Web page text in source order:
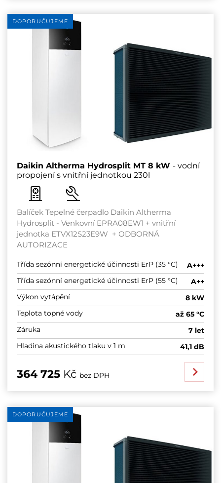
DOPORUČUJEME
Daikin Altherma Hydrosplit MT 8 kW - vodní
propojení s vnitřní jednotkou 230l
Balíček Tepelné čerpadlo Daikin Altherma
Hydrosplit - Venkovní EPRA08EW1 + vnitřní
jednotka ETVX12S23E9W + ODBORNÁ
AUTORIZACE
Třída sezónní energetické účinnosti ErP (35 °C)
A+++
Třída sezónní energetické účinnosti ErP (55 °C)
A++
Výkon vytápění
8 kW
Teplota topné vody
až 65 °C
Záruka
7 let
Hladina akustického tlaku v 1 m
41,1 dB
364 725 Kč bez DPH
DOPORUČUJEME